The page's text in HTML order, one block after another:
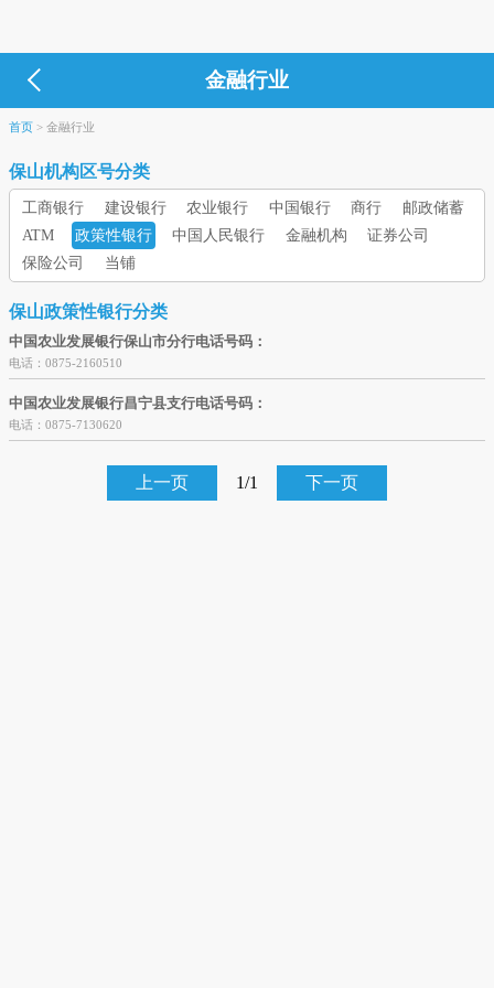
金融行业
首页 > 金融行业
保山机构区号分类
工商银行 建设银行 农业银行 中国银行 商行
邮政储蓄
ATM
政策性银行 中国人民银行 金融机构
证券公司
保险公司
当铺
保山政策性银行分类
中国农业发展银行保山市分行电话号码：
电话：0875-2160510
中国农业发展银行昌宁县支行电话号码：
电话：0875-7130620
上一页 1/1 下一页